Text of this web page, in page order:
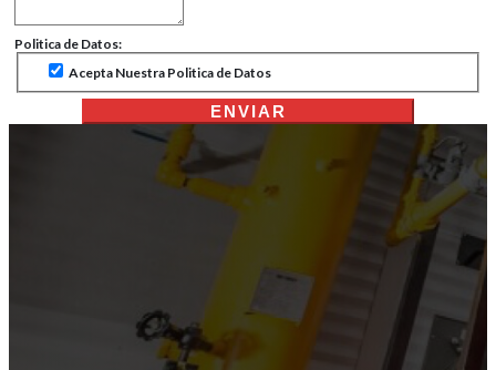
Politica de Datos:
Acepta Nuestra Politica de Datos
ENVIAR